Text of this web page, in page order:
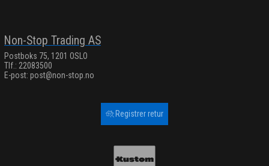
Non-Stop Trading AS
Postboks 75, 1201 OSLO
Tlf.: 22083500
E-post: post@non-stop.no
Registrer retur